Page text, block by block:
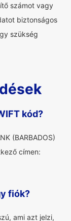
számot vagy
biztonságos
szükség
kód?
(BARBADOS)
címen:
fiók?
ami azt jelzi,